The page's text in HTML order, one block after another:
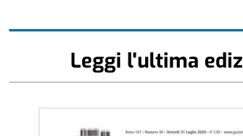
Leggi l'ultima